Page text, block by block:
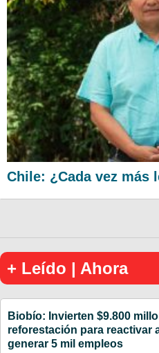
Chile: ¿Cada vez más
+ Leído | Ahora
Biobío: Invierten $9.800
reforestación para reactivar
generar 5 mil empleos